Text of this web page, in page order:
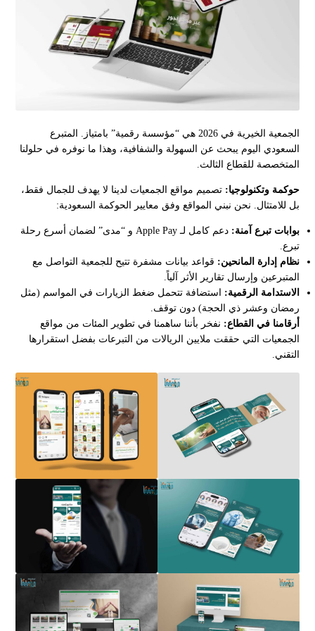
الجمعية الخيرية في 2026 هي “مؤسسة رقمية” بامتياز. المتبرع
السعودي اليوم يبحث عن السهولة والشفافية، وهذا ما نوفره في حلولنا
المتخصصة للقطاع الثالث.
حوكمة وتكنولوجيا: تصميم مواقع الجمعيات لدينا لا يهدف للجمال فقط،
بل للامتثال. نحن نبني المواقع وفق معايير الحوكمة السعودية:
بوابات تبرع آمنة:
دعم كامل لـ Apple Pay و “مدى” لضمان أسرع رحلة
تبرع.
نظام إدارة المانحين: قواعد بيانات مشفرة تتيح للجمعية التواصل مع
المتبرعين وإرسال تقارير الأثر آلياً.
الاستدامة الرقمية: استضافة تتحمل ضغط الزيارات في المواسم (مثل
رمضان وعشر ذي الحجة) دون توقف.
أرقامنا في القطاع: نفخر بأننا ساهمنا في تطوير المئات من مواقع
الجمعيات التي حققت ملايين الريالات من التبرعات بفضل استقرارها
التقني.